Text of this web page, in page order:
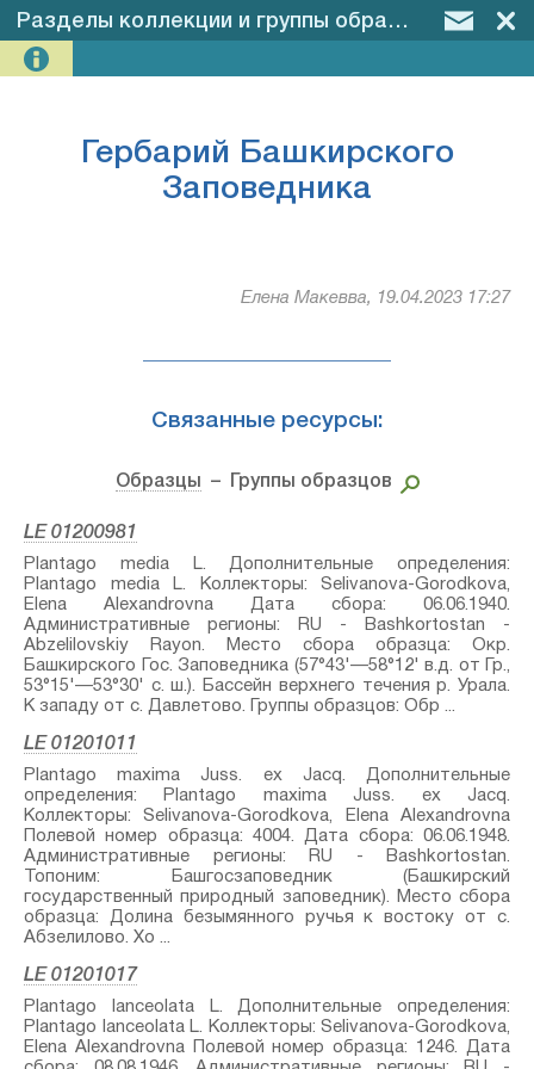
Разделы коллекции и группы образцов –
Гербарий Башкирского
Заповедника
Елена Макевва, 19.04.2023 17:27
Связанные ресурсы:
Образцы – Группы образцов
LE 01200981
Plantago media L.⁣ Дополнительные определения:
Plantago media L.⁣ Коллекторы: Selivanova-Gorodkova,
Elena Alexandrovna Дата сбора: 06.06.1940.
Административные регионы: RU - Bashkortostan -
Abzelilovskiy Rayon. Место сбора образца: Окр.
Башкирского Гос. Заповедника (57°43'—58°12' в.д. от Гр.,
53°15'—53°30' с. ш.). Бассейн верхнего течения р. Урала.
К западу от с. Давлетово. Группы образцов: Обр ...
LE 01201011
Plantago maxima Juss. ex Jacq.⁣ Дополнительные
определения: Plantago maxima Juss. ex Jacq.⁣
Коллекторы: Selivanova-Gorodkova, Elena Alexandrovna
Полевой номер образца: 4004. Дата сбора: 06.06.1948.
Административные регионы: RU - Bashkortostan.
Топоним: Башгосзаповедник (Башкирский
государственный природный заповедник). Место сбора
образца: Долина безымянного ручья к востоку от с.
Абзелилово. Хо ...
LE 01201017
Plantago lanceolata L.⁣ Дополнительные определения:
Plantago lanceolata L.⁣ Коллекторы: Selivanova-Gorodkova,
Elena Alexandrovna Полевой номер образца: 1246. Дата